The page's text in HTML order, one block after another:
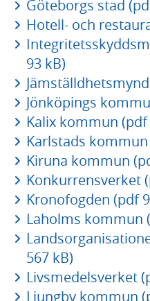
Göteborgs stad
Hotell- och
93 kB)
Jönköpings
Kalix kommun (pdf
Karlstads
Kiruna kommun
Konkurrensverket
Kronofogden (pdf
Laholms kommun
567 kB)
Livsmedelsverket
Ljungby kommun